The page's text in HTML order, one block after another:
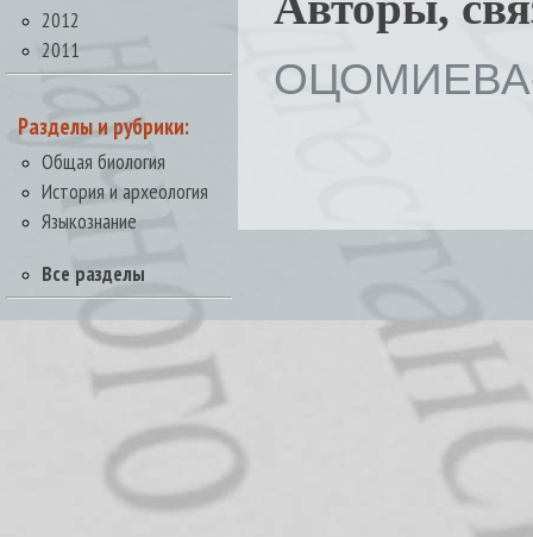
2012
2011
Разделы и рубрики:
Общая биология
История и археология
Языкознание
Все разделы
ОЦОМИЕВА-